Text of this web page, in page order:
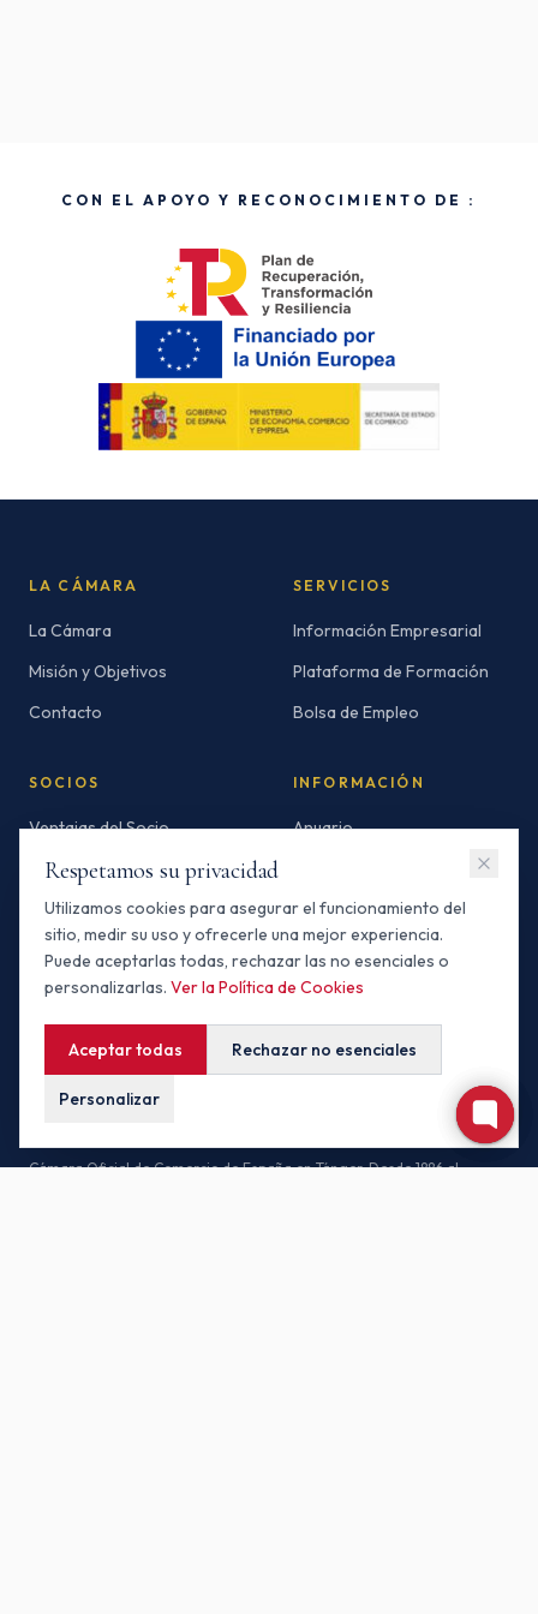
Respetamos su privacidad
Utilizamos cookies para asegurar el funcionamiento del
sitio, medir su uso y ofrecerle una mejor experiencia.
Puede aceptarlas todas, rechazar las no esenciales o
personalizarlas. Ver la Política de Cookies
Aceptar todas Rechazar no esenciales
Personalizar
CON EL APOYO Y RECONOCIMIENTO DE :
LA CÁMARA
La Cámara
Misión y Objetivos
Contacto
SERVICIOS
Información Empresarial
Plataforma de Formación
Bolsa de Empleo
SOCIOS
Ventajas del Socio
Socios Standard
Socios Premium
Buscador de Socios
INFORMACIÓN
Anuario
Invertir en Marruecos
Cámara Oficial de Comercio de España en Tánger. Desde 1886 al